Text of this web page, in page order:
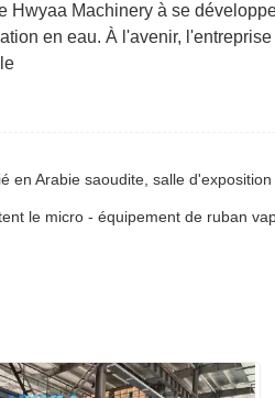
Hwyaa Machinery à se
en eau. À l'avenir,
en Arabie saoudite, salle
le micro - équipement de ruban